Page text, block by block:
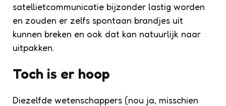
satellietcommunicatie bijzonder lastig worden
en zouden er zelfs spontaan brandjes uit
kunnen breken en ook dat kan natuurlijk naar
uitpakken.
Toch is er hoop
Diezelfde wetenschappers (nou ja, misschien